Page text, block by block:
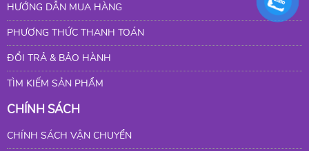
HƯỚNG DẪN MUA HÀNG
PHƯƠNG THỨC THANH TOÁN
ĐỔI TRẢ & BẢO HÀNH
TÌM KIẾM SẢN PHẨM
CHÍNH SÁCH
CHÍNH SÁCH VẬN CHUYỂN